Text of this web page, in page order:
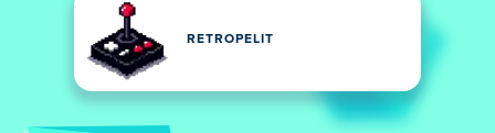
RETROPELIT